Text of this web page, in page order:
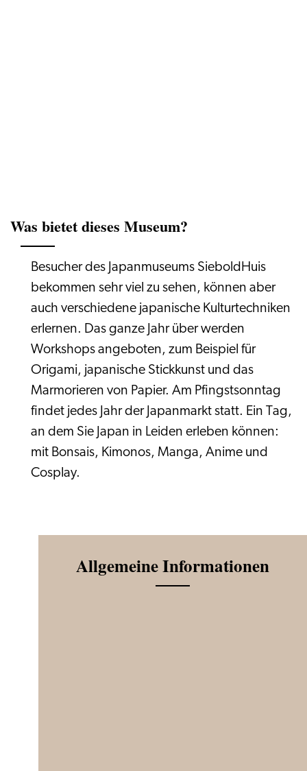
Was bietet dieses Museum?
Besucher des Japanmuseums SieboldHuis
bekommen sehr viel zu sehen, können aber
auch verschiedene japanische Kulturtechniken
erlernen. Das ganze Jahr über werden
Workshops angeboten, zum Beispiel für
Origami, japanische Stickkunst und das
Marmorieren von Papier. Am Pfingstsonntag
findet jedes Jahr der Japanmarkt statt. Ein Tag,
an dem Sie Japan in Leiden erleben können:
mit Bonsais, Kimonos, Manga, Anime und
Cosplay.
Allgemeine Informationen